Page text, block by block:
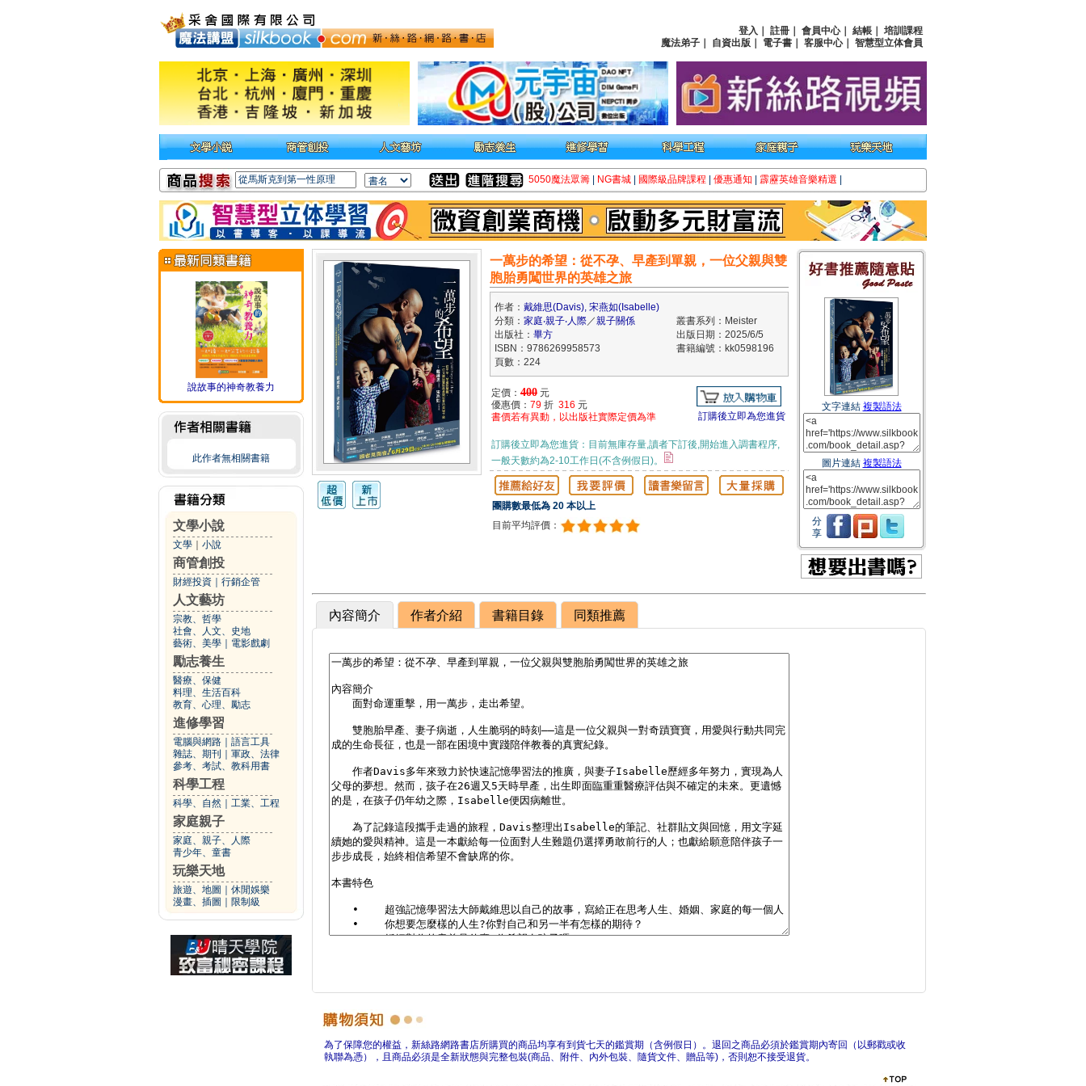
登入 註冊 會員中心｜ 結帳
培訓課程
魔法弟子
自資出版 電子書 客服中心｜ 智慧型立体會員
5050魔法眾籌 NG書城 國際級品牌課程 優惠通知 霹靂英雄音樂精選
說故事的神奇教養力
此作者無相關書籍
文學小說
文學 小說
商管創投
財經投資 行銷企管
人文藝坊
宗教、哲學
社會、人文、史地
藝術、美學
電影戲劇
勵志養生
醫療、保健
料理、生活百科
教育、心理、勵志
進修學習
電腦與網路
語言工具
雜誌、期刊
軍政、法律
參考、考試、教科用書
科學工程
科學、自然 工業、工程
家庭親子
家庭、親子、人際
青少年、童書
玩樂天地
旅遊、地圖
休閒娛樂
漫畫、插圖
限制級
一萬步的希望：從不孕、早產到單親，一位父親與雙
胞胎勇闖世界的英雄之旅
作者： 戴維思(Davis), 宋燕如(Isabelle)
分類： 家庭‧親子‧人際／親子關係
叢書系列：Meister
出版社： 畢方
出版日期：2025/6/5
ISBN：9786269958573
書籍編號：kk0598196
頁數：224
定價： 400 元
優惠價： 79 折 316 元
書價若有異動，以出版社實際定價為準
訂購後立即為您進貨
訂購後立即為您進貨：目前無庫存量,讀者下訂後,開始進入調書程序,
一般天數約為2-10工作日(不含例假日)。
團購數最低為 20 本以上
目前平均評價：
文字連結 複製語法
圖片連結 複製語法
分
享
內容簡介 作者介紹 書籍目錄 同類推薦
為了保障您的權益，新絲路網路書店所購買的商品均享有到貨七天的鑑賞期（含例假日）。退回之商品必須於鑑賞期內寄回（以郵戳或收
執聯為憑），且商品必須是全新狀態與完整包裝(商品、附件、內外包裝、隨貨文件、贈品等)，否則恕不接受退貨。